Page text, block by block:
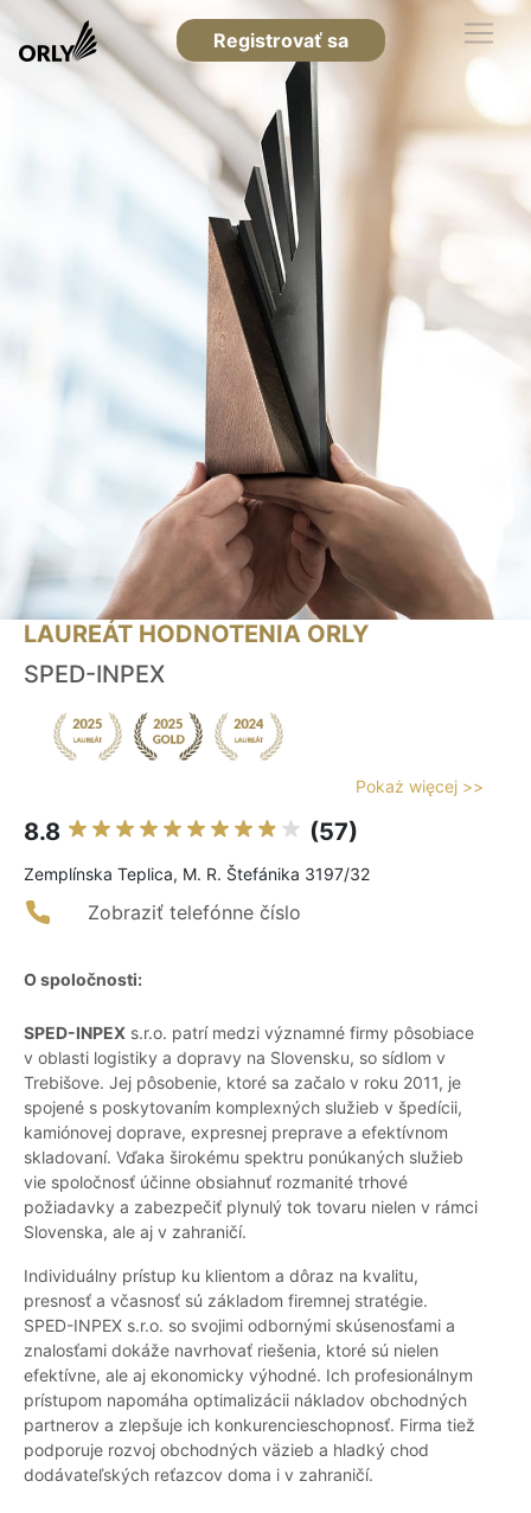
Registrovať sa
LAUREÁT HODNOTENIA ORLY
SPED-INPEX
Pokaż więcej >>
8.8 (57)
Zemplínska Teplica, M. R. Štefánika 3197/32
Zobraziť telefónne číslo
O spoločnosti:
SPED-INPEX s.r.o. patrí medzi významné firmy pôsobiace
v oblasti logistiky a dopravy na Slovensku, so sídlom v
Trebišove. Jej pôsobenie, ktoré sa začalo v roku 2011, je
spojené s poskytovaním komplexných služieb v špedícii,
kamiónovej doprave, expresnej preprave a efektívnom
skladovaní. Vďaka širokému spektru ponúkaných služieb
vie spoločnosť účinne obsiahnuť rozmanité trhové
požiadavky a zabezpečiť plynulý tok tovaru nielen v rámci
Slovenska, ale aj v zahraničí.
Individuálny prístup ku klientom a dôraz na kvalitu,
presnosť a včasnosť sú základom firemnej stratégie.
SPED-INPEX s.r.o. so svojimi odbornými skúsenosťami a
znalosťami dokáže navrhovať riešenia, ktoré sú nielen
efektívne, ale aj ekonomicky výhodné. Ich profesionálnym
prístupom napomáha optimalizácii nákladov obchodných
partnerov a zlepšuje ich konkurencieschopnosť. Firma tiež
podporuje rozvoj obchodných väzieb a hladký chod
dodávateľských reťazcov doma i v zahraničí.